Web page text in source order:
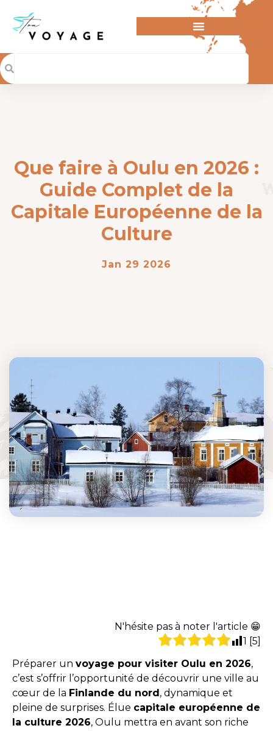
Que faire à Oulu en 2026 :
Guide Complet de la
Capitale Européenne de la
Culture
Jan 29 2026
N'hésite pas à noter l'article 😁
1 [5]
Préparer un voyage pour visiter Oulu en 2026,
c’est s’offrir l’opportunité de découvrir une ville au
cœur de la Finlande du nord, dynamique et
pleine de surprises. Élue capitale européenne de
la culture 2026, Oulu mettra en avant son riche